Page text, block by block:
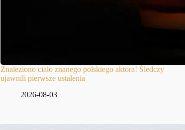
Znaleziono ciało znanego polskiego aktora! Śledczy
ujawnili pierwsze ustalenia
2026-08-03